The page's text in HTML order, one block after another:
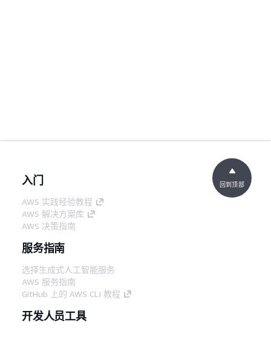
入门
AWS 实践经验教程
AWS 解决方案库
AWS 决策指南
服务指南
选择生成式人工智能服务
AWS 服务指南
GitHub 上的 AWS CLI 教程
开发人员工具
回到顶部